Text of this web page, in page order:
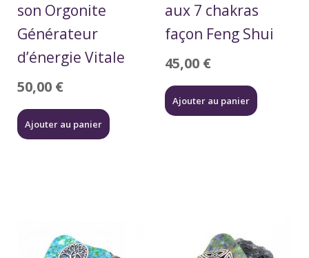
son Orgonite
Générateur
d’énergie Vitale
50,00 €
Ajouter au panier
aux 7 chakras
façon Feng Shui
45,00 €
Ajouter au panier